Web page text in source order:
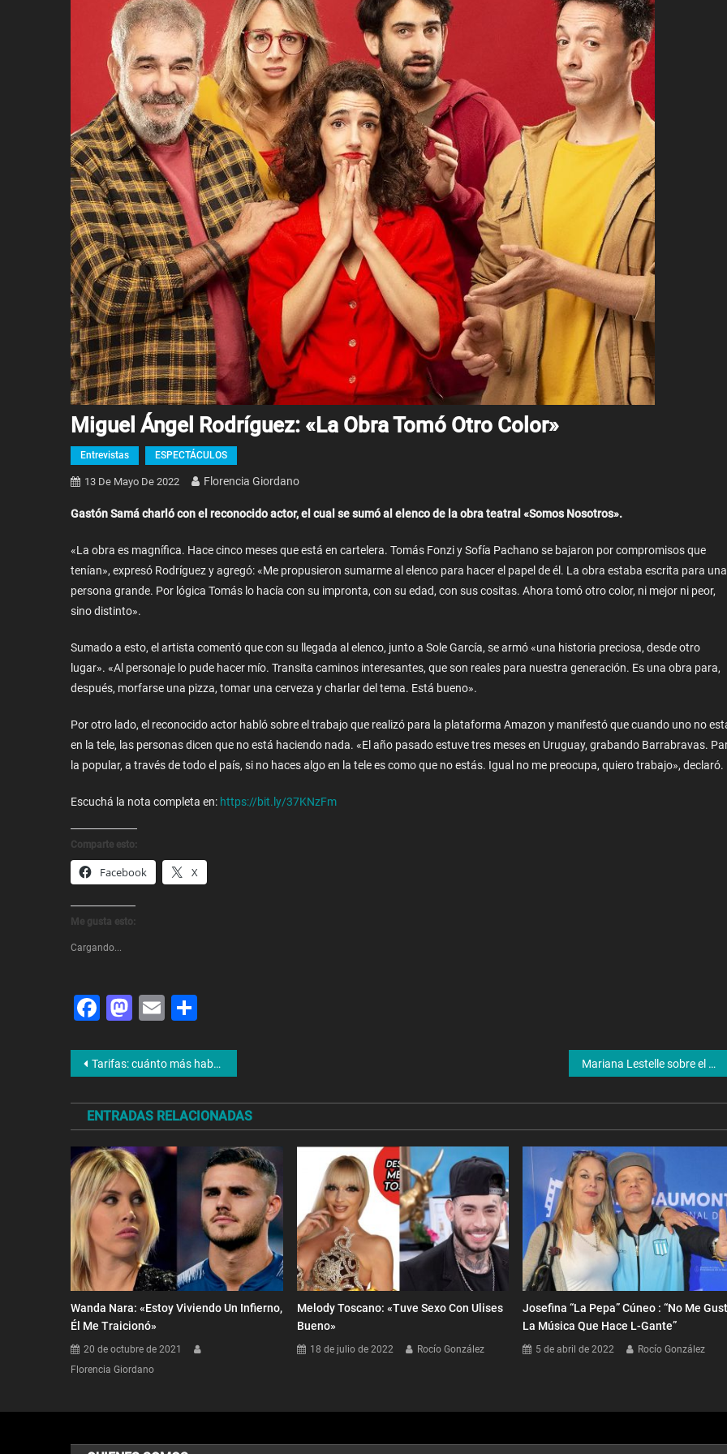
Miguel Ángel Rodríguez: «La Obra Tomó Otro Color»
Entrevistas ESPECTÁCULOS
13 De Mayo De 2022 Florencia Giordano
Gastón Samá charló con el reconocido actor, el cual se sumó al elenco de la obra teatral «Somos Nosotros».
«La obra es magnífica. Hace cinco meses que está en cartelera. Tomás Fonzi y Sofía Pachano se bajaron por compromisos que
tenían», expresó Rodríguez y agregó: «Me propusieron sumarme al elenco para hacer el papel de él. La obra estaba escrita para una
persona grande. Por lógica Tomás lo hacía con su impronta, con su edad, con sus cositas. Ahora tomó otro color, ni mejor ni peor,
sino distinto».
Sumado a esto, el artista comentó que con su llegada al elenco, junto a Sole García, se armó «una historia preciosa, desde otro
lugar». «Al personaje lo pude hacer mío. Transita caminos interesantes, que son reales para nuestra generación. Es una obra para,
después, morfarse una pizza, tomar una cerveza y charlar del tema. Está bueno».
Por otro lado, el reconocido actor habló sobre el trabajo que realizó para la plataforma Amazon y manifestó que cuando uno no
en la tele, las personas dicen que no está haciendo nada. «El año pasado estuve tres meses en Uruguay, grabando Barrabravas.
la popular, a través de todo el país, si no haces algo en la tele es como que no estás. Igual no me preocupa, quiero trabajo», declaró.
Escuchá la nota completa en: https://bit.ly/37KNzFm
Comparte esto:
Facebook X
Me gusta esto:
Cargando...
Facebook
Mastodon
Email
Navegación
de
entradas
Tarifas: cuánto más habría que pagar por la electricidad según el esquema propuesto por el Gobierno Mariana Lestelle sobre el momento más duro de su vida: «El papá de mi hija nos abandonó cuando ella tenía seis meses. Fui mamá soltera”
ENTRADAS RELACIONADAS
Wanda Nara: «Estoy Viviendo Un Infierno,
Él Me Traicionó»
20 de octubre de 2021
Florencia Giordano
Melody Toscano: «Tuve Sexo Con Ulises
Bueno»
18 de julio de 2022 Rocío González
Josefina “La Pepa” Cúneo : “No Me
La Música Que Hace L-Gante”
5 de abril de 2022 Rocío González